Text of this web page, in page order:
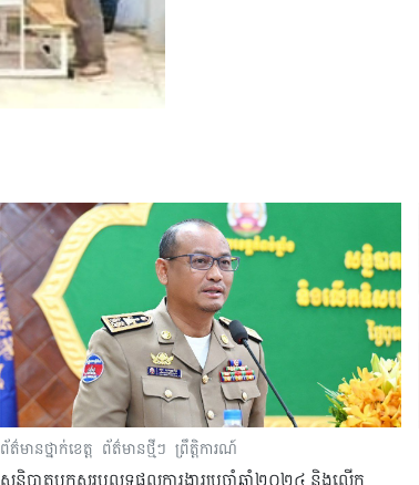
ព័ត៌មានថ្នាក់ខេត្ត ព័ត៌មានថ្មីៗ ព្រឹត្តិការណ៍
សន្និបាតបូកសរុបលទ្ធផលការងារប្រចាំឆ្នាំ២០២៤ និងលើក